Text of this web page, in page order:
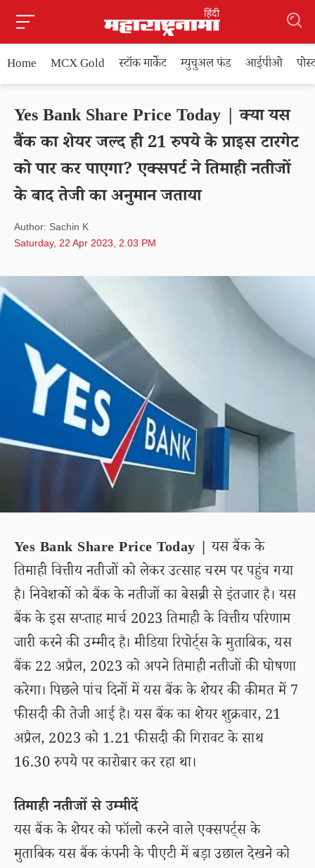
Home MCX Gold स्टॉक मार्केट म्युचुअल फंड आईपीओ
Yes Bank Share Price Today | क्या यस
बैंक का शेयर जल्द ही 21 रुपये के प्राइस टारगेट
को पार कर पाएगा? एक्सपर्ट ने तिमाही नतीजों
के बाद तेजी का अनुमान जताया
Author: Sachin K
Saturday, 22 Apr 2023, 2.03 PM
Yes Bank Share Price Today | यस बैंक के
तिमाही वित्तीय नतीजों को लेकर उत्साह चरम पर पहुंच गया
है। निवेशकों को बैंक के नतीजों का बेसब्री से इंतजार है। यस
बैंक के इस सप्ताह मार्च 2023 तिमाही के वित्तीय परिणाम
जारी करने की उम्मीद है। मीडिया रिपोर्ट्स के मुताबिक, यस
बैंक 22 अप्रैल, 2023 को अपने तिमाही नतीजों की घोषणा
करेगा। पिछले पांच दिनों में यस बैंक के शेयर की कीमत में 7
फीसदी की तेजी आई है। यस बैंक का शेयर शुक्रवार, 21
अप्रैल, 2023 को 1.21 फीसदी की गिरावट के साथ
16.30 रुपये पर कारोबार कर रहा था।
तिमाही नतीजों से उम्मीदें
यस बैंक के शेयर को फॉलो करने वाले एक्सपर्ट्स के
मुताबिक यस बैंक कंपनी के पीएटी में बड़ा उछाल देखने को